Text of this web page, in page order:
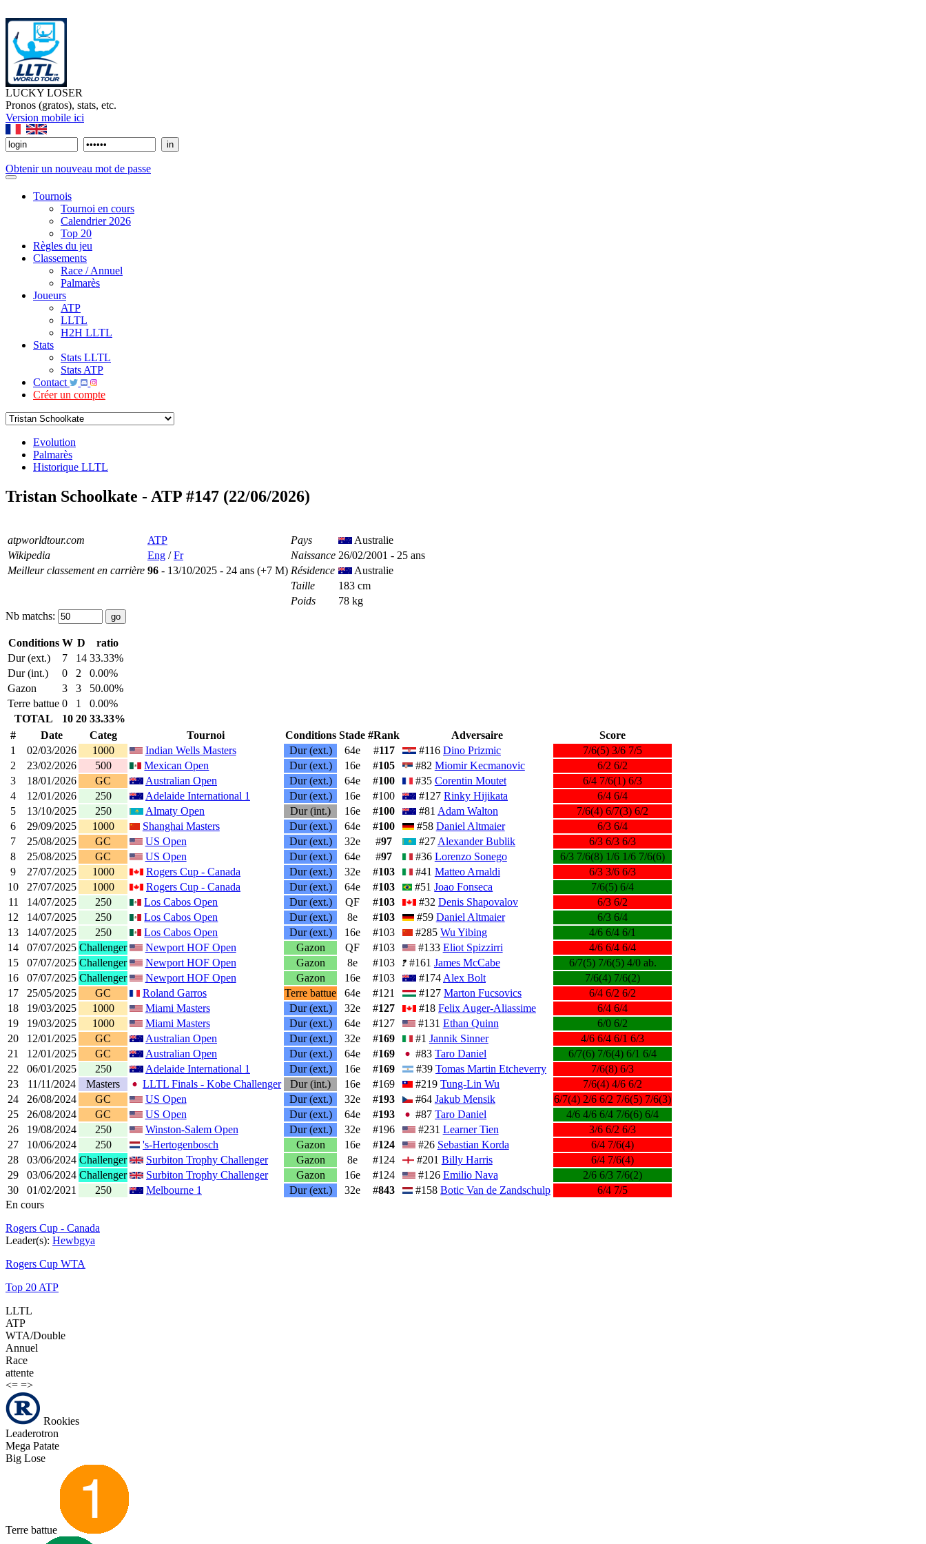
LUCKY LOSER
Pronos (gratos), stats, etc.
Version mobile ici
Obtenir un nouveau mot de passe
Tournois
Tournoi en cours
Calendrier 2026
Top 20
Règles du jeu
Classements
Race / Annuel
Palmarès
Joueurs
ATP
LLTL
H2H LLTL
Stats
Stats LLTL
Stats ATP
Contact
Créer un compte
Evolution
Palmarès
Historique LLTL
Tristan Schoolkate - ATP #147 (22/06/2026)
atpworldtour.com ATP Pays
Australie
Wikipedia
Eng /Fr Naissance 26/02/2001 - 25 ans
Meilleur classement en carrière 96 - 13/10/2025 - 24 ans (+7 M) Résidence
Australie
Taille
183 cm
Poids
78 kg
Nb matchs:
Conditions W D
ratio
Dur (ext.)
7 14 33.33%
Dur (int.)
0 2
0.00%
Gazon
3 3
50.00%
Terre battue 0 1
0.00%
TOTAL
10 20 33.33%
#
Date Categ Tournoi Conditions Stade #Rank Adversaire
Score
1
02/03/2026 1000 Indian Wells Masters Dur (ext.) 64e #117 #116 Dino Prizmic
7/6(5) 3/6 7/5
2
23/02/2026 500 Mexican Open Dur (ext.) 16e #105 #82 Miomir Kecmanovic
6/2 6/2
3
18/01/2026 GC Australian Open Dur (ext.) 64e #100 #35 Corentin Moutet
6/4 7/6(1) 6/3
4
12/01/2026 250 Adelaide International 1 Dur (ext.) 16e #100 #127 Rinky Hijikata
6/4 6/4
5
13/10/2025 250 Almaty Open Dur (int.) 16e #100 #81 Adam Walton
7/6(4) 6/7(3) 6/2
6
29/09/2025 1000 Shanghai Masters Dur (ext.) 64e #100 #58 Daniel Altmaier
6/3 6/4
7
25/08/2025 GC US Open Dur (ext.) 32e #97 #27 Alexander Bublik
6/3 6/3 6/3
8
25/08/2025 GC US Open Dur (ext.) 64e #97 #36 Lorenzo Sonego
6/3 7/6(8) 1/6 1/6 7/6(6)
9
27/07/2025 1000 Rogers Cup - Canada Dur (ext.) 32e #103 #41 Matteo Arnaldi
6/3 3/6 6/3
10
27/07/2025 1000 Rogers Cup - Canada Dur (ext.) 64e #103 #51Joao Fonseca
7/6(5) 6/4
11
14/07/2025 250 Los Cabos Open Dur (ext.) QF #103 #32 Denis Shapovalov
6/3 6/2
12
14/07/2025 250 Los Cabos Open Dur (ext.) 8e #103 #59 Daniel Altmaier
6/3 6/4
13
14/07/2025 250 Los Cabos Open Dur (ext.) 16e #103 #285 Wu Yibing
4/6 6/4 6/1
14
07/07/2025 Challenger Newport HOF Open Gazon QF #103 #133 Eliot Spizzirri
4/6 6/4 6/4
15
07/07/2025 Challenger Newport HOF Open Gazon 8e #103 #161 James McCabe
6/7(5) 7/6(5) 4/0 ab.
16
07/07/2025 Challenger Newport HOF Open Gazon 16e #103 #174 Alex Bolt
7/6(4) 7/6(2)
17
25/05/2025 GC Roland Garros Terre battue 64e #121 #127 Marton Fucsovics
6/4 6/2 6/2
18
19/03/2025 1000 Miami Masters Dur (ext.) 32e #127 #18 Felix Auger-Aliassime
6/4 6/4
19
19/03/2025 1000 Miami Masters Dur (ext.) 64e #127 #131 Ethan Quinn
6/0 6/2
20
12/01/2025 GC Australian Open Dur (ext.) 32e #169 #1 Jannik Sinner
4/6 6/4 6/1 6/3
21
12/01/2025 GC Australian Open Dur (ext.) 64e #169 #83Taro Daniel
6/7(6) 7/6(4) 6/1 6/4
22
06/01/2025 250 Adelaide International 1 Dur (ext.) 16e #169 #39 Tomas Martin Etcheverry
7/6(8) 6/3
23
11/11/2024 Masters LLTL Finals - Kobe Challenger Dur (int.) 16e #169 #219 Tung-Lin Wu
7/6(4) 4/6 6/2
24
26/08/2024 GC US Open Dur (ext.) 32e #193 #64 Jakub Mensik
6/7(4) 2/6 6/2 7/6(5) 7/6(3)
25
26/08/2024 GC US Open Dur (ext.) 64e #193 #87Taro Daniel
4/6 4/6 6/4 7/6(6) 6/4
26
19/08/2024 250 Winston-Salem Open Dur (ext.) 32e #196 #231 Learner Tien
3/6 6/2 6/3
27
10/06/2024 250 's-Hertogenbosch Gazon 16e #124 #26 Sebastian Korda
6/4 7/6(4)
28
03/06/2024 Challenger Surbiton Trophy Challenger Gazon 8e #124 #201 Billy Harris
6/4 7/6(4)
29
03/06/2024 Challenger Surbiton Trophy Challenger Gazon 16e #124 #126 Emilio Nava
2/6 6/3 7/6(2)
30
01/02/2021 250 Melbourne 1 Dur (ext.) 32e #843 #158Botic Van de Zandschulp
6/4 7/5
En cours
Rogers Cup - Canada
Leader(s): Hewbgya
Rogers Cup WTA
Top 20 ATP
LLTL
ATP
WTA/Double
Annuel
Race
attente
<= =>
Rookies
Leaderotron
Mega Patate
Big Lose
Terre battue